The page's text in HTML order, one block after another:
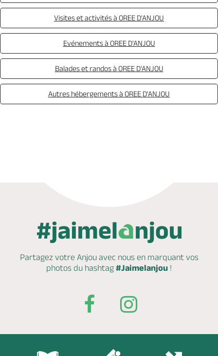
Visites et activités à OREE D'ANJOU
Evénements à OREE D'ANJOU
Balades et randos à OREE D'ANJOU
Autres hébergements à OREE D'ANJOU
Partagez votre Anjou avec nous en marquantvos
photos du hashtag #Jaimelanjou !